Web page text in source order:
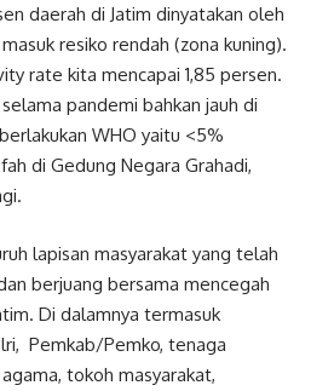
daerah di Jatim dinyatakan oleh
resiko rendah (zona kuning).
rate kita mencapai 1,85 persen.
pandemi bahkan jauh di
WHO yaitu <5%
di Gedung Negara Grahadi,
lapisan masyarakat yang telah
berjuang bersama mencegah
Di dalamnya termasuk
Pemkab/Pemko, tenaga
tokoh masyarakat,